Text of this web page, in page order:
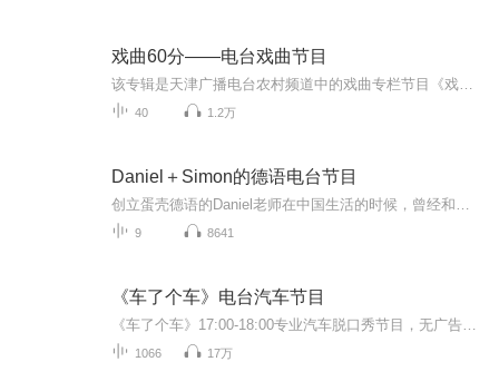
戏曲60分——电台戏曲节目
40 1.2万
Daniel＋Simon的德语电台节目
9 8641
《车了个车》电台汽车节目
1066 17万